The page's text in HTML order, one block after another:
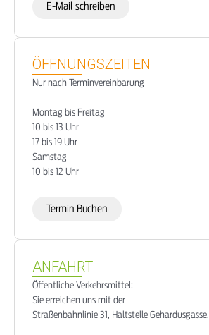
E-Mail schreiben
ÖFFNUNGSZEITEN
Nur nach Terminvereinbarung
Montag bis Freitag
10 bis 13 Uhr
17 bis 19 Uhr
Samstag
10 bis 12 Uhr
Termin Buchen
ANFAHRT
Öffentliche Verkehrsmittel:
Sie erreichen uns mit der
Straßenbahnlinie 31, Haltstelle Gehardusgasse.